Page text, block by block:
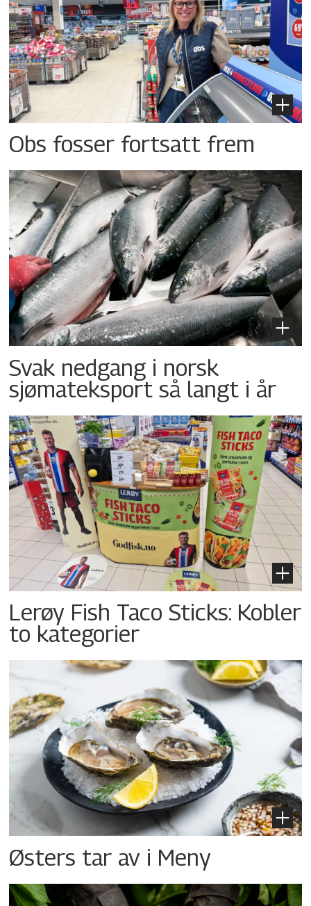
Obs fosser fortsatt frem
Svak nedgang i norsk
sjømateksport så langt i år
Lerøy Fish Taco Sticks: Kobler
to kategorier
Østers tar av i Meny